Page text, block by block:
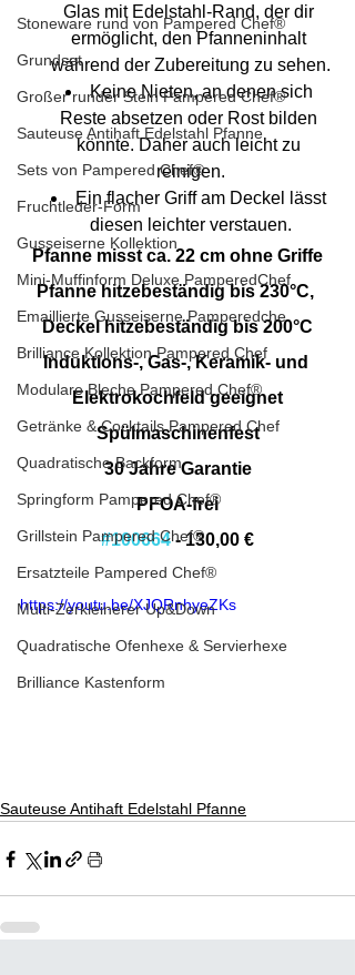
Stoneware rund von Pampered Chef®
Grundset
Großer runder Stein Pampered Chef®
Sauteuse Antihaft Edelstahl Pfanne
Sets von Pampered Chef®
Fruchtleder-Form
Gusseiserne Kollektion
Mini-Muffinform Deluxe PamperedChef
Emaillierte Gusseiserne Pamperedche
Brilliance Kollektion Pampered Chef
Modulare Bleche Pampered Chef®
Getränke & Cocktails Pampered Chef
Quadratische Backform
Springform Pampered Chef®
Grillstein Pampered Chef®
Ersatzteile Pampered Chef®
Multi-Zerkleinerer Up&Down
Quadratische Ofenhexe & Servierhexe
Brilliance Kastenform
Glas mit Edelstahl-Rand, der dir
ermöglicht, den Pfanneninhalt
während der Zubereitung zu sehen.
Keine Nieten, an denen sich
Reste absetzen oder Rost bilden
könnte. Daher auch leicht zu
reinigen.
Ein flacher Griff am Deckel lässt
diesen leichter verstauen.
Pfanne misst ca. 22 cm ohne Griffe
Pfanne hitzebeständig bis 230°C,
Deckel hitzebeständig bis 200°C
Induktions-, Gas-, Keramik- und
Elektrokochfeld geeignet
Spülmaschinenfest
30 Jahre Garantie
PFOA-frei
#100664 - 130,00 €
https://youtu.be/XJQRnhyeZKs
Sauteuse Antihaft Edelstahl Pfanne